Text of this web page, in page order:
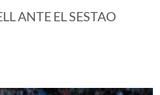
ANTE EL SESTAO